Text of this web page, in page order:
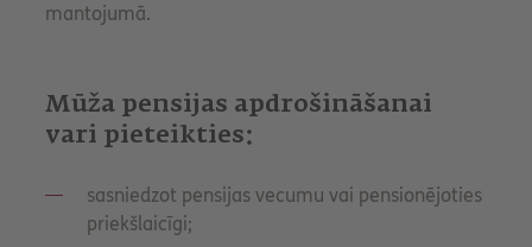
mantojumā.
Mūža pensijas apdrošināšanai
vari pieteikties:
sasniedzot pensijas vecumu vai pensionējoties
priekšlaicīgi;